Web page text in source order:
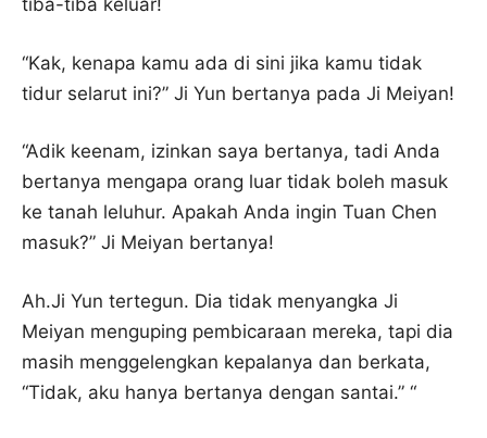
tiba-tiba keluar!
“Kak, kenapa kamu ada di sini jika kamu tidak
tidur selarut ini?” Ji Yun bertanya pada Ji Meiyan!
“Adik keenam, izinkan saya bertanya, tadi Anda
bertanya mengapa orang luar tidak boleh masuk
ke tanah leluhur. Apakah Anda ingin Tuan Chen
masuk?” Ji Meiyan bertanya!
Ah.Ji Yun tertegun. Dia tidak menyangka Ji
Meiyan menguping pembicaraan mereka, tapi dia
masih menggelengkan kepalanya dan berkata,
“Tidak, aku hanya bertanya dengan santai.” “